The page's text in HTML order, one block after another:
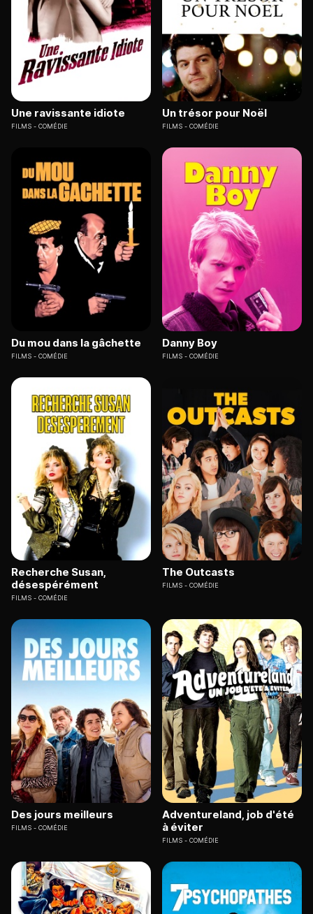
Une ravissante idiote
FILMS COMÉDIE
Un trésor pour Noël
FILMS COMÉDIE
Du mou dans la gâchette
FILMS COMÉDIE
Danny Boy
FILMS COMÉDIE
Recherche Susan,
désespérément
FILMS COMÉDIE
The Outcasts
FILMS COMÉDIE
Des jours meilleurs
FILMS COMÉDIE
Adventureland, job d'été
à éviter
FILMS COMÉDIE